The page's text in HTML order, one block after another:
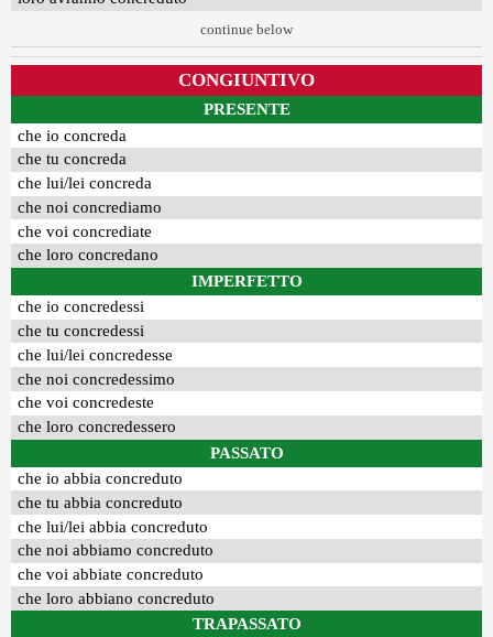
continue below
CONGIUNTIVO
PRESENTE
che io concreda
che tu concreda
che lui/lei concreda
che noi concrediamo
che voi concrediate
che loro concredano
IMPERFETTO
che io concredessi
che tu concredessi
che lui/lei concredesse
che noi concredessimo
che voi concredeste
che loro concredessero
PASSATO
che io abbia concreduto
che tu abbia concreduto
che lui/lei abbia concreduto
che noi abbiamo concreduto
che voi abbiate concreduto
che loro abbiano concreduto
TRAPASSATO